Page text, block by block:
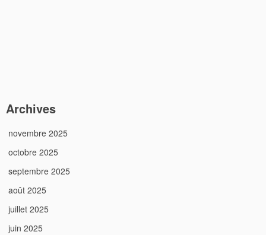
Archives
novembre 2025
octobre 2025
septembre 2025
août 2025
juillet 2025
juin 2025